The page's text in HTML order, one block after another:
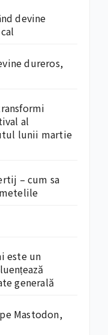
devine
dureros,
al
lunii martie
– cum sa
este un
generală
Mastodon,